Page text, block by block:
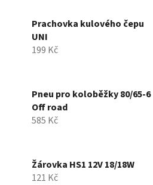
Prachovka kulového čepu
UNI
199 Kč
Pneu pro koloběžky 80/65-6
Off road
585 Kč
Žárovka HS1 12V 18/18W
121 Kč